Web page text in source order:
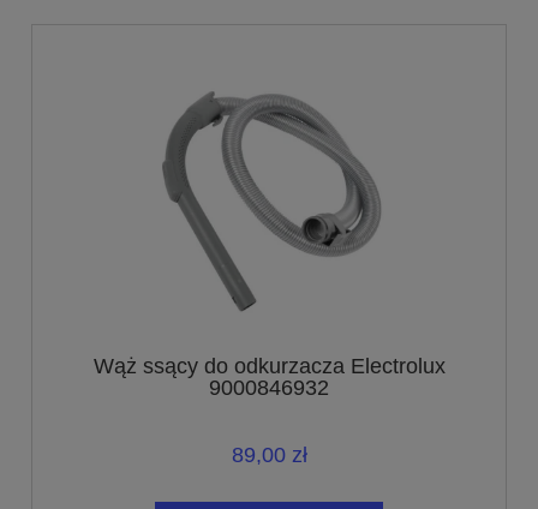
Wąż ssący do odkurzacza Electrolux
9000846932
89,00 zł